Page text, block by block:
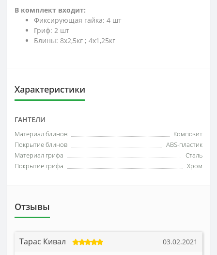
В комплект входит:
Фиксирующая гайка: 4 шт
Гриф: 2 шт
Блины: 8х2,5кг ; 4х1,25кг
Характеристики
ГАНТЕЛИ
Материал блинов
Композит
Покрытие блинов
ABS-пластик
Материал грифа
Сталь
Покрытие грифа
Хром
Отзывы
Тарас Кивал 03.02.2021